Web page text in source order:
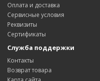
Оплата и доставка
Сервисные условия
Реквизиты
Сертификаты
Служба поддержки
Контакты
Возврат товара